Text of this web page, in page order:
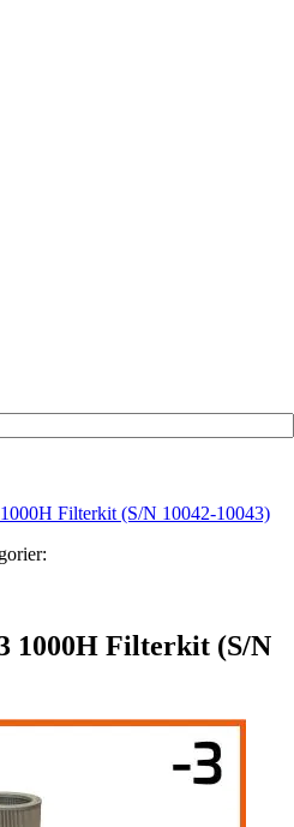
Filterkit (S/N 10042-10043)
1000H Filterkit (S/N